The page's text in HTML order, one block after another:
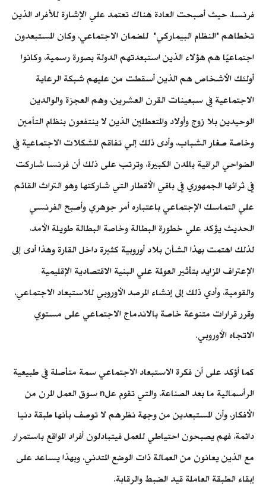
فرنسا، حيث أصبحت العادة هناك تعتمد علي الإشارة للأفراد الذين
تخطاهم "النظام البيماركي" للضمان الاجتماعي، وكان المستبعدون
اجتماعيًا هم هؤلاء الذين استبعدتهم الدولة بصورة رسمية، وكانوا
أولئك الأشخاص هم الذين أسقطت من عليهم شبكة الرعاية
الاجتماعية في سبعينات القرن العشرين، وهم العجزة والوالدين
الوحيدين بلا زوج وأولاد والمتعطلين الذين لا ينتفعون بنظام التأمين
وخاصة صغار الشباب، وأدى ذلك إلي تفاقم المشكلات الاجتماعية في
الضواحي الراقية بالمدن الكبيرة، وترتب على ذلك أن فرنسا شاركت
في ثرائها الجمهوري في باقي الأقطار التي شاركتها وهو التراث القائم
علي التماسك الإجتماعي باعتباره أمر جوهري وأصبح الفرنسي
الحديث يؤكد علي خطورة البطالة وخاصة البطالة طويلة الأمد،
لذلك اهتمت بهذا الشأن بلاد أوروبية كثيرة داخل القارة وهذا أدى إلى
الإعتراف المزايد بتأثير العولمة علي البنية الاقتصادية الإقليمية
والقومية، وأدي ذلك إلى إنشاء المرصد الأوروبي للاستبعاد الاجتماعي،
وقرر قرارات متنوعة خاصة بالاندماج الاجتماعي على مستوي
الاتجاه الأوروبي.
كما أؤكد على أن فكرة الاستبعاد الاجتماعي سمة متأصلة في طبيعية
الرأسمالية ما بعد الصناعة، والتي تقوم علn سوق العمل المرن من
الأفكار، وأن المستبعدين من وجهة نظرهم لا توصف بأنها طبقة دنيا
دائمة، فهم يصبحون احتياطي للعمل فيتبادلون أفراد المواقع باستمرار
مع الذين يعانون من العمالة ذات الوضع المتدني، وبهذا يساعد على
إبقاء الطبقة العاملة قيد الضبط والرقابة.